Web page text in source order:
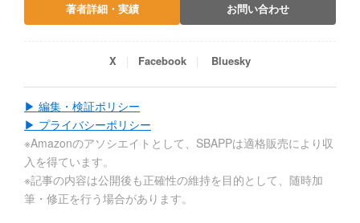
著者詳細・実績 お問い合わせ
X Facebook Bluesky
▶ 編集・検証ポリシー
▶ プライバシーポリシー
※Amazonのアソシエイトとして、SBAPPは適格販売により収
入を得ています。
※記事の内容は公開後も正確性の維持を目的として、随時加
筆・修正を行う場合があります。